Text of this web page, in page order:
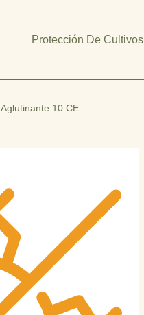
Protección De Cultivos
Aglutinante 10 CE